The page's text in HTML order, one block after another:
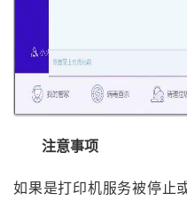
注意事项
如果是打印机服务被停止